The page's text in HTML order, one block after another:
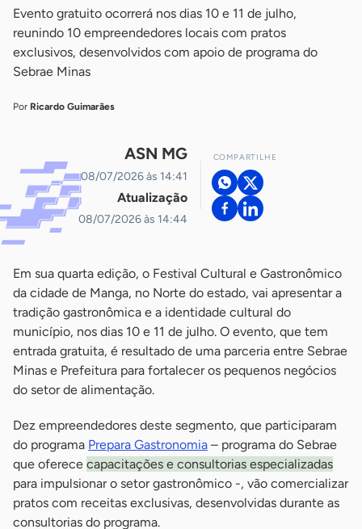
Evento gratuito ocorrerá nos dias 10 e 11 de julho,
reunindo 10 empreendedores locais com pratos
exclusivos, desenvolvidos com apoio de programa do
Sebrae Minas
Por Ricardo Guimarães
ASN MG
08/07/2026 às 14:41
Atualização
08/07/2026 às 14:44
COMPARTILHE
Em sua quarta edição, o Festival Cultural e Gastronômico
da cidade de Manga, no Norte do estado, vai apresentar a
tradição gastronômica e a identidade cultural do
município, nos dias 10 e 11 de julho. O evento, que tem
entrada gratuita, é resultado de uma parceria entre Sebrae
Minas e Prefeitura para fortalecer os pequenos negócios
do setor de alimentação.
Dez empreendedores deste segmento, que participaram
do programa Prepara Gastronomia – programa do Sebrae
que oferece capacitações e consultorias especializadas
para impulsionar o setor gastronômico -, vão comercializar
pratos com receitas exclusivas, desenvolvidas durante as
consultorias do programa.